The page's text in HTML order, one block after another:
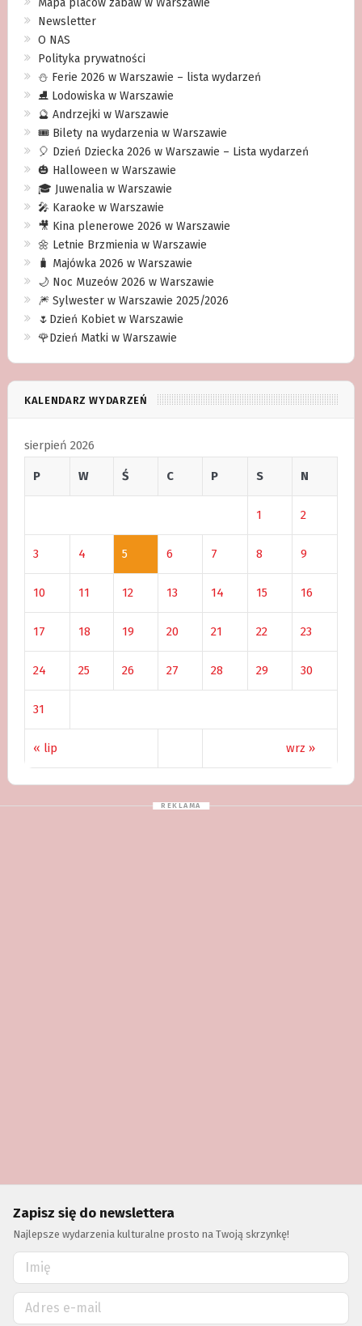
Newsletter
O NAS
Polityka prywatności
⛄️ Ferie 2026 w Warszawie – lista wydarzeń
⛸ Lodowiska w Warszawie
🔮 Andrzejki w Warszawie
🎟️ Bilety na wydarzenia w Warszawie
🎈 Dzień Dziecka 2026 w Warszawie – Lista wydarzeń
🎃 Halloween w Warszawie
🎓 Juwenalia w Warszawie
🎤 Karaoke w Warszawie
🎥 Kina plenerowe 2026 w Warszawie
🌼 Letnie Brzmienia w Warszawie
🧳 Majówka 2026 w Warszawie
🌙 Noc Muzeów 2026 w Warszawie
🎆 Sylwester w Warszawie 2025/2026
🌷Dzień Kobiet w Warszawie
🌹Dzień Matki w Warszawie
KALENDARZ WYDARZEŃ
sierpień 2026
P W Ś C P S N
« lip wrz »
1 2
3 4 5 6 7 8 9
10 11 12 13 14 15 16
17 18 19 20 21 22 23
24 25 26 27 28 29 30
31
Zapisz się do newslettera
Najlepsze wydarzenia kulturalne prosto na Twoją skrzynkę!